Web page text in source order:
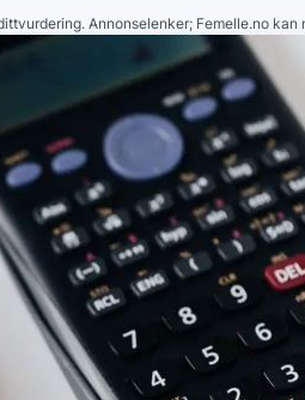
Annonselenker; Femelle.no kan